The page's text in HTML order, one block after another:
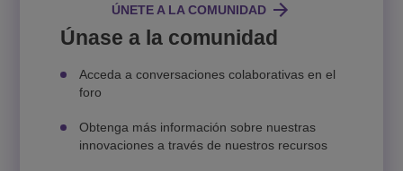
ÚNETE A LA COMUNIDAD
Únase a la comunidad
Acceda a conversaciones colaborativas en el
foro
Obtenga más información sobre nuestras
innovaciones a través de nuestros recursos